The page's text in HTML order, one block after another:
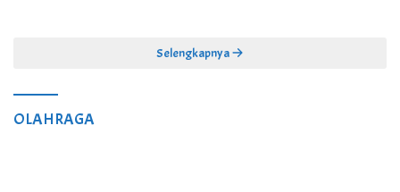
Selengkapnya
OLAHRAGA